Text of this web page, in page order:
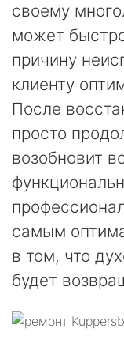
своему
может
причину
клиенту
После
просто
возобновит
самым
в том, что
будет